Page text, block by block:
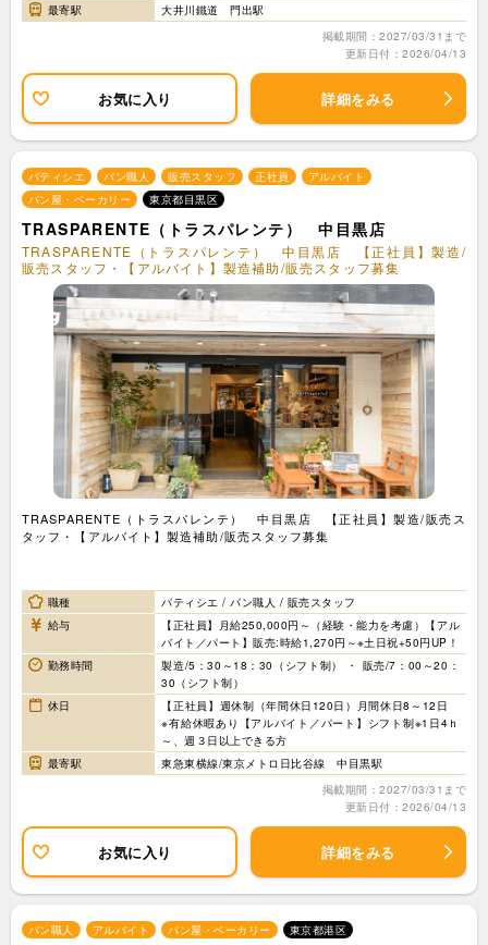
最寄駅
大井川鐵道 門出駅
掲載期間：2027/03/31まで
更新日付：2026/04/13
お気に入り 詳細をみる
パティシエ パン職人 販売スタッフ 正社員
アルバイト
パン屋・ベーカリー
東京都目黒区
TRASPARENTE（トラスパレンテ） 中目黒店
TRASPARENTE（トラスパレンテ） 中目黒店 【正社員】製造/
販売スタッフ・【アルバイト】製造補助/販売スタッフ募集
TRASPARENTE（トラスパレンテ） 中目黒店 【正社員】製造/販売ス
タッフ・【アルバイト】製造補助/販売スタッフ募集
職種
パティシエ / パン職人 / 販売スタッフ
給与
【正社員】月給250,000円～（経験・能力を考慮）【アル
バイト／パート】販売:時給1,270円～※土日祝+50円UP！
勤務時間
製造/5：30～18：30（シフト制） ・ 販売/7：00～20：
30（シフト制）
休日
【正社員】週休制（年間休日120日）月間休日8～12日
※有給休暇あり【アルバイト／パート】シフト制※1日4ｈ
～、週３日以上できる方
最寄駅
東急東横線/東京メトロ日比谷線 中目黒駅
掲載期間：2027/03/31まで
更新日付：2026/04/13
お気に入り 詳細をみる
パン職人 アルバイト パン屋・ベーカリー 東京都港区